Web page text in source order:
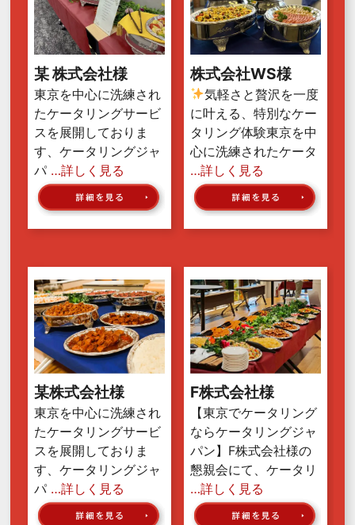
某 株式会社様
東京を中心に洗練され
たケータリングサービ
スを展開しておりま
す、ケータリングジャ
パ …詳しく見る
株式会社WS様
気軽さと贅沢を一度
に叶える、特別なケー
タリング体験東京を中
心に洗練されたケータ
…詳しく見る
某株式会社様
東京を中心に洗練され
たケータリングサービ
スを展開しておりま
す、ケータリングジャ
パ …詳しく見る
F株式会社様
【東京でケータリング
ならケータリングジャ
パン】F株式会社様の
懇親会にて、ケータリ
…詳しく見る